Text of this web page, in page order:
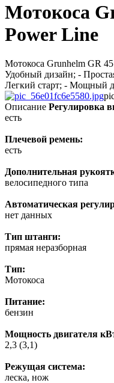
Мотокоса
Power Line
Мотокоса Grunhelm GR
Удобный дизайн; -
Легкий старт; - Мощный
Описание Регулировка
есть
Плечевой ремень:
есть
Дополнительная
велосипедного типа
Автоматическая
нет данных
Тип штанги:
прямая неразборная
Тип:
Мотокоса
Питание:
бензин
Мощность двигателя
2,3 (3,1)
Режущая система:
леска, нож